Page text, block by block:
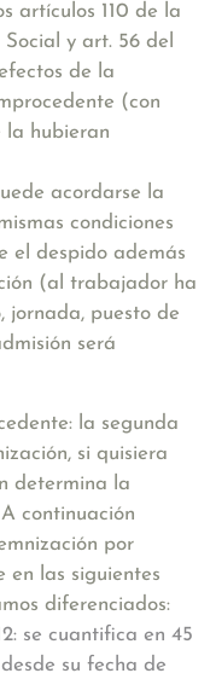
artículos 110 de la
y art. 56 del
de la
(con
la hubieran
acordarse la
condiciones
el despido además
(al trabajador ha
jornada, puesto de
será
la segunda
si quisiera
determina la
continuación
por
en las siguientes
diferenciados:
se cuantifica en 45
su fecha de